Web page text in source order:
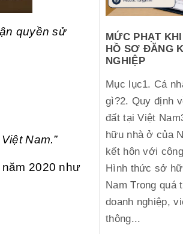
quyền sử
Nam.”
2020 như
MỨC PHẠT
HỒ SƠ ĐĂNG
NGHIỆP
Mục lục1. Cá
gì?2. Quy định
đất tại Việt
hữu nhà ở của
kết hôn với
Hình thức sở
Nam Trong quá
doanh nghiệp,
thông...